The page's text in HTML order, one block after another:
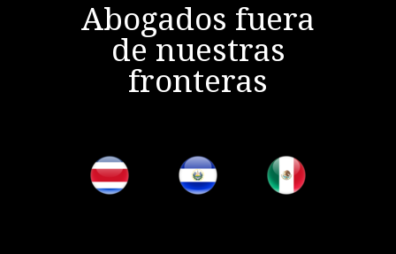
Abogados fuera
de nuestras
fronteras